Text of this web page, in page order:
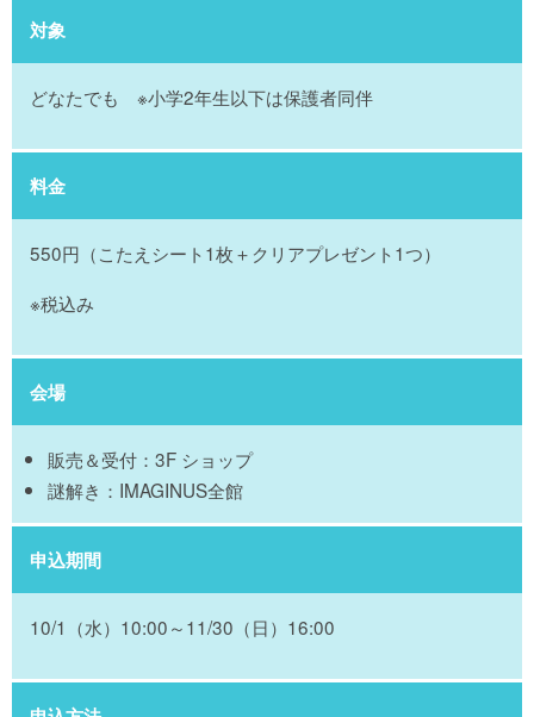
対象
どなたでも ※小学2年生以下は保護者同伴
料金
550円（こたえシート1枚＋クリアプレゼント1つ）
※税込み
会場
販売＆受付：3F ショップ
謎解き：IMAGINUS全館
申込期間
10/1（水）10:00～11/30（日）16:00